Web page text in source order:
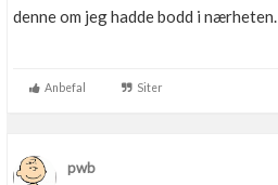
denne om jeg hadde bodd i nærheten.
Anbefal Siter
pwb